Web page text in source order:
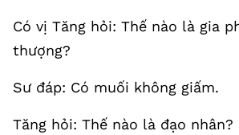
Có vị Tăng hỏi: Thế nào là gia
thượng?
Sư đáp: Có muối không giấm.
Tăng hỏi: Thế nào là đạo nhân?